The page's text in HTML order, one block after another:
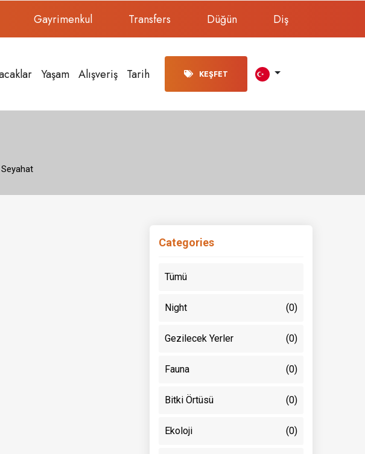
Gayrimenkul Transfers Düğün Diş
Yaşam Alışveriş Tarih KEŞFET
Seyahat
Categories
Tümü
Night (0)
Gezilecek Yerler (0)
Fauna (0)
Bitki Örtüsü (0)
Ekoloji (0)